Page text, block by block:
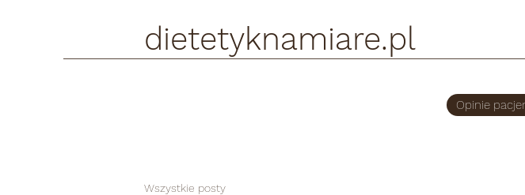
Opinie
dietetyknamiare.pl
Wszystkie posty